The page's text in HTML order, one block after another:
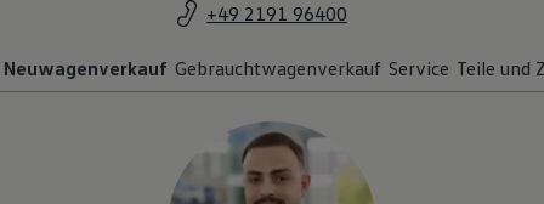
+49 2191 96400
Neuwagenverkauf Gebrauchtwagenverkauf Service Teile und